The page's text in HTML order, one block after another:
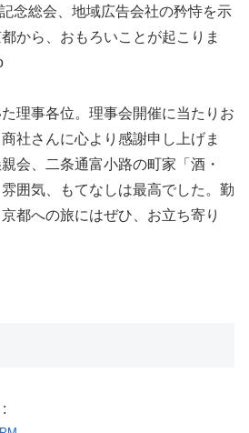
念総会、地域広告会社の矜恃を示
から、おもろいことが起こりま
理事各位。理事会開催に当たりお
社さんに心より感謝申し上げま
会、二条通富小路の町家「酒・
囲気、もてなしは最高でした。勤
都への旅にはぜひ、お立ち寄り